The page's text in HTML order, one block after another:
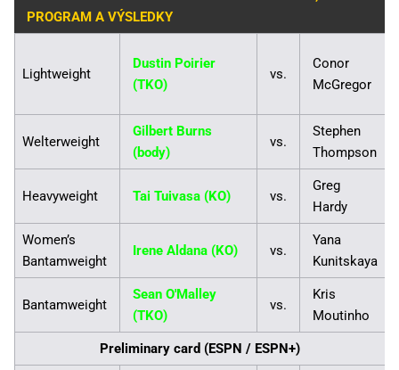
PROGRAM A VÝSLEDKY
Lightweight
Dustin Poirier
(TKO)
vs.
Conor
McGregor
Welterweight
Gilbert Burns
(body)
vs.
Stephen
Thompson
Heavyweight Tai Tuivasa (KO) vs.
Greg
Hardy
Women’s
Bantamweight
Irene Aldana (KO) vs.
Yana
Kunitskaya
Bantamweight
Sean O'Malley
(TKO)
vs.
Kris
Moutinho
Preliminary card (ESPN / ESPN+)